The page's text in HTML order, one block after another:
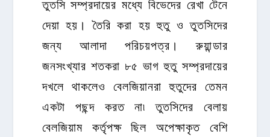
তুতসি সম্প্রদায়ের মধ্যে বিভেদের রেখা টেনে
দেয়া হয়। তৈরি করা হয় হুতু ও তুতসিদের
জন্য আলাদা পরিচয়পত্র। রুয়ান্ডার
জনসংখ্যার শতকরা ৮৫ ভাগ হুতু সম্প্রদায়ের
দখলে থাকলেও বেলজিয়ানরা হুতুদের তেমন
একটা পছন্দ করত না৷ তুতসিদের বেলায়
বেলজিয়াম কর্তৃপক্ষ ছিল অপেক্ষাকৃত বেশি